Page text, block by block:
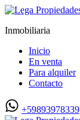
Inmobiliaria
Inicio
En venta
Para alquiler
Contacto
+59893978339